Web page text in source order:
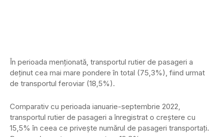
În perioada menţionată, transportul rutier de pasageri a
deţinut cea mai mare pondere în total (75,3%), fiind urmat
de transportul feroviar (18,5%).
Comparativ cu perioada ianuarie-septembrie 2022,
transportul rutier de pasageri a înregistrat o creştere cu
15,5% în ceea ce priveşte numărul de pasageri transportați.